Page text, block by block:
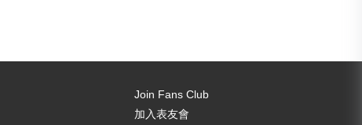
Join Fans Club
加入表友會